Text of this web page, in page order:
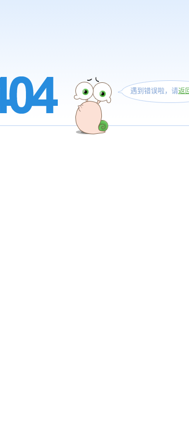
遇到错误啦，请返